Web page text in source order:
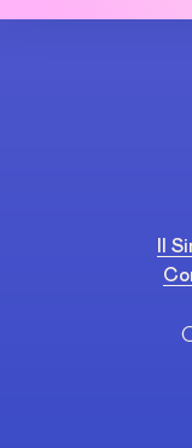
Il